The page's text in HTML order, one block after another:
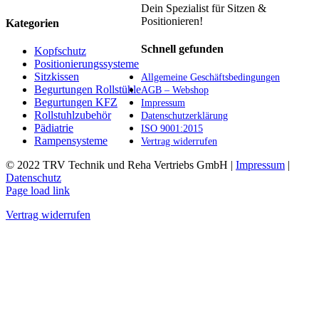
können
der
Produktseite
gewählt
werden
Kategorien
Kopfschutz
Positionierungssysteme
Sitzkissen
Begurtungen Rollstühle
Begurtungen KFZ
Rollstuhlzubehör
Pädiatrie
Rampensysteme
Dein Spezialist für Sitzen &
Positionieren!
Schnell gefunden
Allgemeine Geschäftsbedingungen
AGB – Webshop
Impressum
Datenschutzerklärung
ISO 9001:2015
Vertrag widerrufen
© 2022 TRV Technik und Reha Vertriebs GmbH | Impressum |
Datenschutz
Facebook
Instagram
E-
Page load link
Vertrag widerrufen